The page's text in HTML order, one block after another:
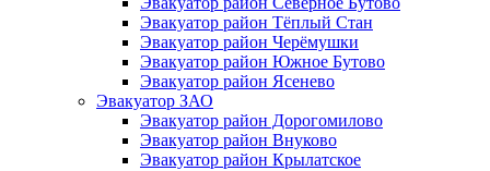
Эвакуатор район Тёплый Стан
Эвакуатор район Черёмушки
Эвакуатор район Южное Бутово
Эвакуатор район Ясенево
Эвакуатор ЗАО
Эвакуатор район Дорогомилово
Эвакуатор район Внуково
Эвакуатор район Крылатское